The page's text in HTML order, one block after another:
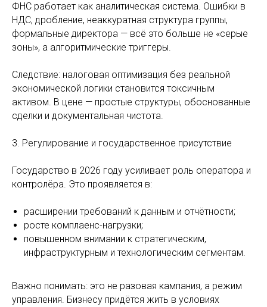
ФНС работает как аналитическая система. Ошибки в
НДС, дробление, неаккуратная структура группы,
формальные директора — всё это больше не «серые
зоны», а алгоритмические триггеры.
Следствие: налоговая оптимизация без реальной
экономической логики становится токсичным
активом. В цене — простые структуры, обоснованные
сделки и документальная чистота.
3. Регулирование и государственное присутствие
Государство в 2026 году усиливает роль оператора и
контролёра. Это проявляется в:
расширении требований к данным и отчётности;
росте комплаенс-нагрузки;
повышенном внимании к стратегическим,
инфраструктурным и технологическим сегментам.
Важно понимать: это не разовая кампания, а режим
управления. Бизнесу придётся жить в условиях